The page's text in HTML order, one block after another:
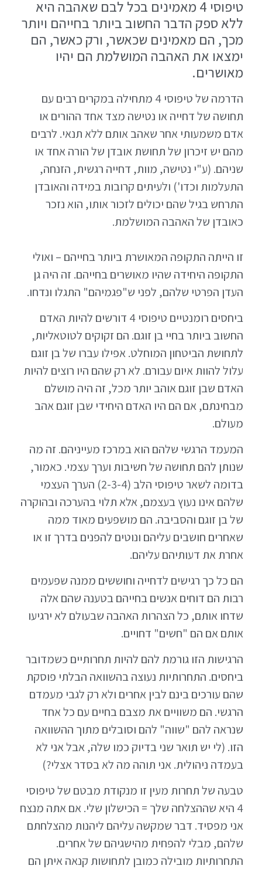
טיפוסי 4 מאמינים בכל לבם שאהבה היא
ללא ספק הדבר החשוב ביותר בחייהם ויותר
מכך, הם מאמינים שכאשר, ורק כאשר, הם
ימצאו את האהבה המושלמת הם יהיו
מאושרים.
הדרמה של טיפוסי 4 מתחילה במקרים רבים עם
תחושה של דחייה או נטישה מצד אחד ההורים או
אדם משמעותי אחר שאהב אותם ללא תנאי. לרבים
מהם יש זיכרון של תחושת אובדן של הורה אחד או
שניהם. (ע"י נטישה, מוות, דחייה רגשית, הזנחה,
התעלמות וכדו') ולעיתים קרובות במידה והאובדן
התרחש בגיל שהם יכולים לזכור אותו, הוא נזכר
כאובדן של האהבה המושלמת.
זו הייתה התקופה המאושרת ביותר בחייהם – ואולי
התקופה היחידה שהיו מאושרים בחייהם. זה היה גן
העדן הפרטי שלהם, לפני ש"פגמיהם" התגלו ונדחו.
ביחסים רומנטיים טיפוסי 4 דורשים להיות האדם
החשוב ביותר בחיי בן זוגם. הם זקוקים לטוטאליות,
לתחושת הביטחון המוחלט. אפילו עברו של בן זוגם
עלול להוות איום עבורם. לא רק שהם היו רוצים להיות
האדם שבן זוגם אוהב יותר מכל, זה היה מושלם
מבחינתם, אם הם היו האדם היחידי שבן זוגם אהב
מעולם.
המעמד הרגשי שלהם הוא במרכז מעייניהם. זה מה
שנותן להם תחושה של חשיבות וערך עצמי. כאמור,
בדומה לשאר טיפוסי הלב (2-3-4) הערך העצמי
שלהם אינו נעוץ בעצמם, אלא תלוי בהערכה ובהוקרה
של בן זוגם והסביבה. הם מושפעים מאוד ממה
שאחרים חושבים עליהם ונוטים להפנים בדרך זו או
אחרת את דעותיהם עליהם.
הם כל כך רגישים לדחייה וחוששים ממנה שפעמים
רבות הם דוחים אנשים בחייהם בטענה שהם אלה
שדחו אותם, כל הצהרות האהבה שבעולם לא ירגיעו
אותם אם הם "חשים" דחויים.
הרגישות הזו גורמת להם להיות תחרותיים כשמדובר
ביחסים. התחרותיות נעוצה בהשוואה הבלתי פוסקת
שהם עורכים בינם לבין אחרים ולא רק לגבי מעמדם
הרגשי. הם משוויים את מצבם בחיים עם כל אחד
שנראה להם "שווה" להם וסובלים מתוך ההשוואה
הזו. (לי יש תואר שני בדיוק כמו שלה, אבל אני לא
בעמדה ניהולית. אני תוהה מה לא בסדר אצלי?)
טבעה של תחרות מעין זו מנקודת מבטם של טיפוסי
4 היא שההצלחה שלך = הכישלון שלי. אם אתה מנצח
אני מפסיד. דבר שמקשה עליהם ליהנות מהצלחתם
שלהם, מבלי להפחית מהישגיהם של אחרים.
התחרותיות מובילה כמובן לתחושות קנאה איתן הם